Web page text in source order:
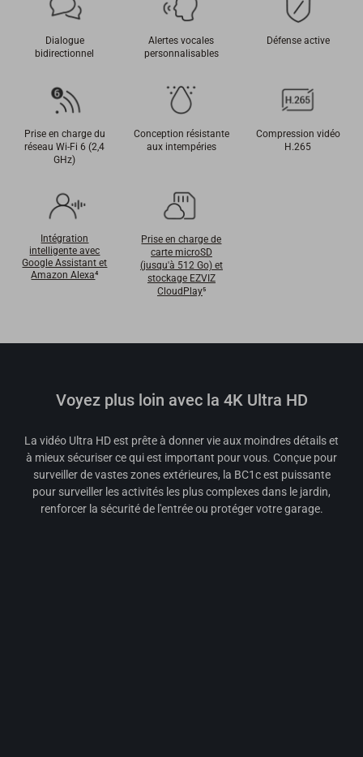
Dialogue
bidirectionnel
Alertes vocales
personnalisables
Défense active
Prise en charge du
réseau Wi-Fi 6 (2,4
GHz)
Conception résistante
aux intempéries
Compression vidéo
H.265
Intégration
intelligente avec
Google Assistant et
Amazon Alexa⁴
Prise en charge de
carte microSD
(jusqu'à 512 Go) et
stockage EZVIZ
CloudPlay⁵
Voyez plus loin avec la 4K Ultra HD
La vidéo Ultra HD est prête à donner vie aux moindres détails et
à mieux sécuriser ce qui est important pour vous. Conçue pour
surveiller de vastes zones extérieures, la BC1c est puissante
pour surveiller les activités les plus complexes dans le jardin,
renforcer la sécurité de l'entrée ou protéger votre garage.